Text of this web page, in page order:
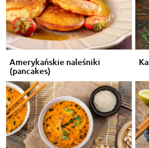
Amerykańskie naleśniki
(pancakes)